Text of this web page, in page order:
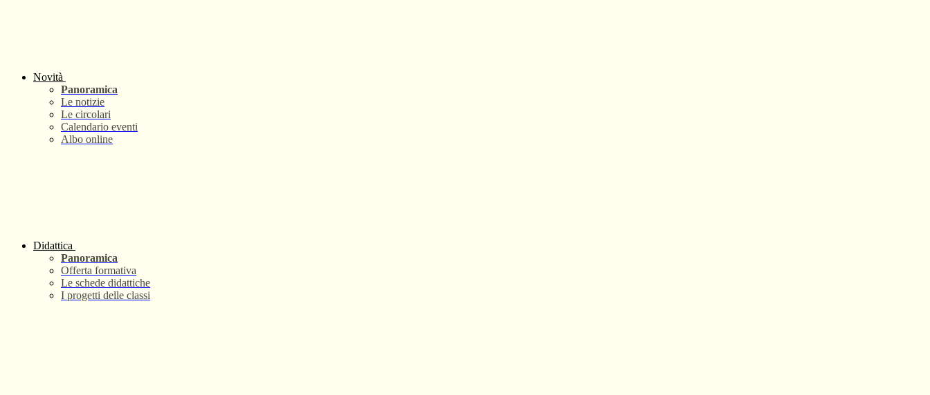
Novità
Panoramica
Le notizie
Le circolari
Calendario eventi
Albo online
Didattica
Panoramica
Offerta formativa
Le schede didattiche
I progetti delle classi